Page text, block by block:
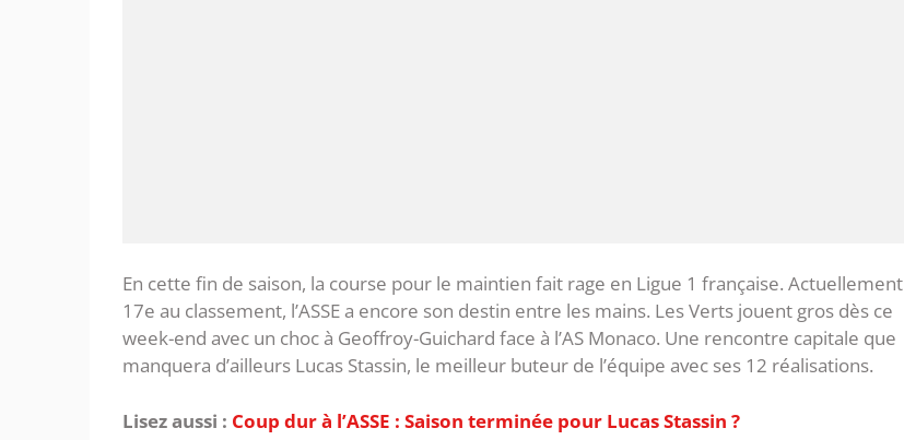
En cette fin de saison, la course pour le maintien fait rage en Ligue 1 française. Actuellement
17e au classement, l’ASSE a encore son destin entre les mains. Les Verts jouent gros dès ce
week-end avec un choc à Geoffroy-Guichard face à l’AS Monaco. Une rencontre capitale que
manquera d’ailleurs Lucas Stassin, le meilleur buteur de l’équipe avec ses 12 réalisations.
Lisez aussi : Coup dur à l’ASSE : Saison terminée pour Lucas Stassin ?